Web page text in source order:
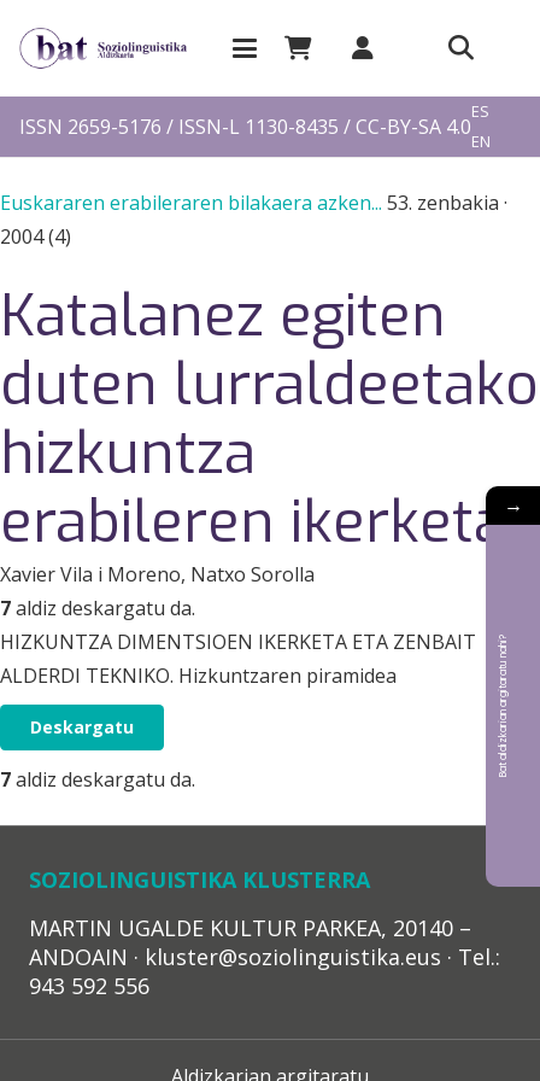
ISSN 2659-5176 / ISSN-L 1130-8435 / CC-BY-SA 4.0
ES
EN
Euskararen erabileraren bilakaera azken... 53. zenbakia ·
2004 (4)
Katalanez egiten
duten lurraldeetako
hizkuntza
erabileren ikerketa
Xavier Vila i Moreno, Natxo Sorolla
7aldiz deskargatu da.
HIZKUNTZA DIMENTSIOEN IKERKETA ETA ZENBAIT
ALDERDI TEKNIKO. Hizkuntzaren piramidea
Deskargatu
7aldiz deskargatu da.
SOZIOLINGUISTIKA KLUSTERRA
MARTIN UGALDE KULTUR PARKEA, 20140 –
ANDOAIN · kluster@soziolinguistika.eus · Tel.:
943 592 556
→
Bat aldizkarian argitaratu nahi?